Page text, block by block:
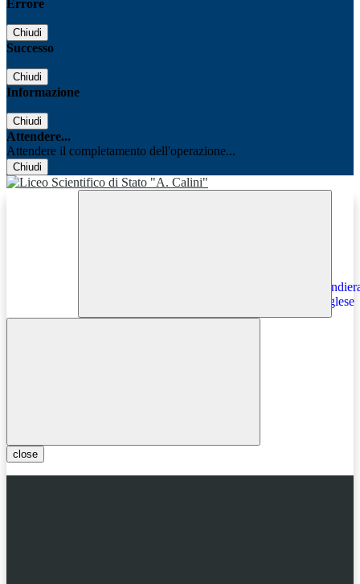
Errore
Chiudi
Successo
Chiudi
Informazione
Chiudi
Attendere...
Attendere il completamento dell'operazione...
Chiudi
close